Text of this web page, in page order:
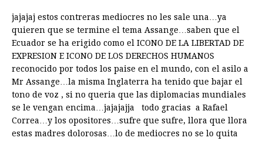
jajajaj estos contreras mediocres no les sale una…ya
quieren que se termine el tema Assange…saben que el
Ecuador se ha erigido como el ICONO DE LA LIBERTAD DE
EXPRESION E ICONO DE LOS DERECHOS HUMANOS
reconocido por todos los paise en el mundo, con el asilo a
Mr Assange…la misma Inglaterra ha tenido que bajar el
tono de voz , si no queria que las diplomacias mundiales
se le vengan encima…jajajajja todo gracias a Rafael
Correa…y los opositores…sufre que sufre, llora que llora
estas madres dolorosas…lo de mediocres no se lo quita